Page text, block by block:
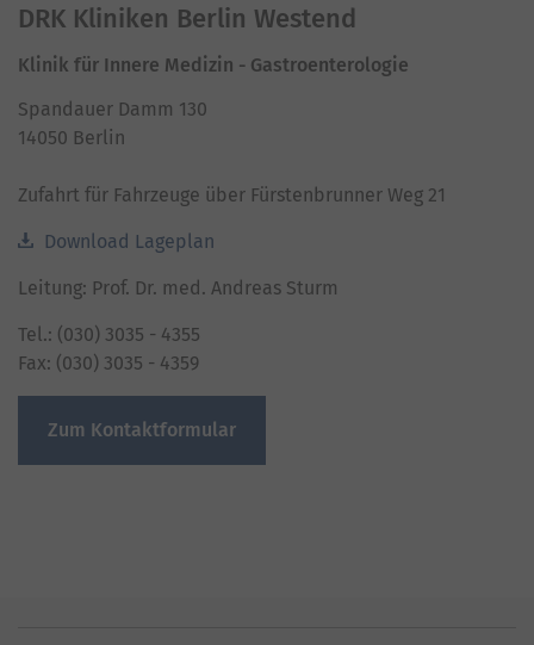
Platform
DRK Kliniken Berlin Westend
Klinik für Innere Medizin - Gastroenterologie
Spandauer Damm 130
14050 Berlin
Zufahrt für Fahrzeuge über Fürstenbrunner Weg 21
Download Lageplan
Leitung: Prof. Dr. med. Andreas Sturm
Tel.: (030) 3035 - 4355
Fax: (030) 3035 - 4359
Zum Kontaktformular